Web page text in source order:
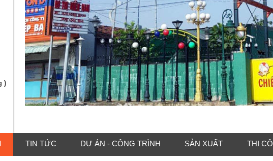
)
TIN TỨC DỰ ÁN - CÔNG TRÌNH SẢN XUẤT THI